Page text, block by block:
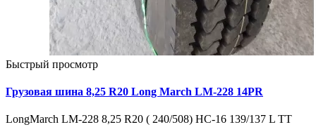
Быстрый просмотр
Грузовая шина 8,25 R20 Long March LM-228 14PR
LongMarch LM-228 8,25 R20 ( 240/508) НС-16 139/137 L TT